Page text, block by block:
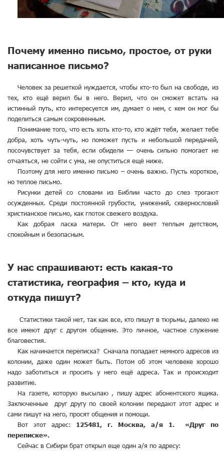
Почему именно письмо, простое, от руки
написанное письмо?
Человек за решеткой нуждается, чтобы кто-то был на свободе, из
тех, кто ещё верил бы в него. Верил, что он сможет встать на
истинный путь, кто интересуется им, думает о нем, с кем он мог бы
поделиться самым сокровенным.
Понимание того, что есть хоть кто-то, кто ждёт тебя, желает тебе
добра, хоть чуть-чуть, но поможет пусть и небольшой передачей,
посочувствует за тебя, если обидели — очень сильно помогает не
отчаяться, не сойти с ума, не опуститься ещё ниже.
Поэтому для него именно письмо – очень важно. Пусть короткое,
но теплое письмо.
Рисунки детей со словами из Библии часто до слез трогают
осужденных. Среди постоянной грубости, унижений, сквернословий
христианское письмо, как глоток свежего воздуха.
Как добрая ласка матери. От него веет теплым детством,
спокойным и безопасным.
У нас спрашивают: есть какая-то
статистика, география – кто, куда и
откуда пишут?
Статистики такой нет, так как все, кто пишут в тюрьмы, далеко не
все имеют друг с другом общение. Это личное, частное служение
благовестия.
Как начинается переписка? Сначала попадает немного адресов из
колонии, даже один может быть. Потом об этом человеке хорошо
надо заботиться и просить у него ещё адреса. Так и происходит
развитие.
На газете, которую высылаю , пишу адрес абонентского ящика.
Заключенные друг другу по своей колонии передают этот адрес и
сами пишут на него, просят общения и помощи.
Вот этот адрес: 125481, г. Москва, а/я 1. «Друг по
переписке».
Сейчас в Сибири брат открыл еще один а/я по адресу: